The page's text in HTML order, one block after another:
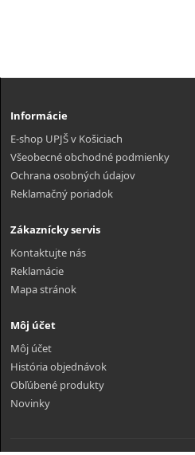
Informácie
E-shop UPJŠ v Košiciach
Všeobecné obchodné podmienky
Ochrana osobných údajov
Reklamačný poriadok
Zákaznícky servis
Kontaktujte nás
Reklamácie
Mapa stránok
Môj účet
Môj účet
História objednávok
Obľúbené produkty
Novinky